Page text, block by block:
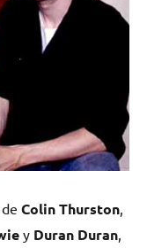
Colin Thurston
y Duran Duran